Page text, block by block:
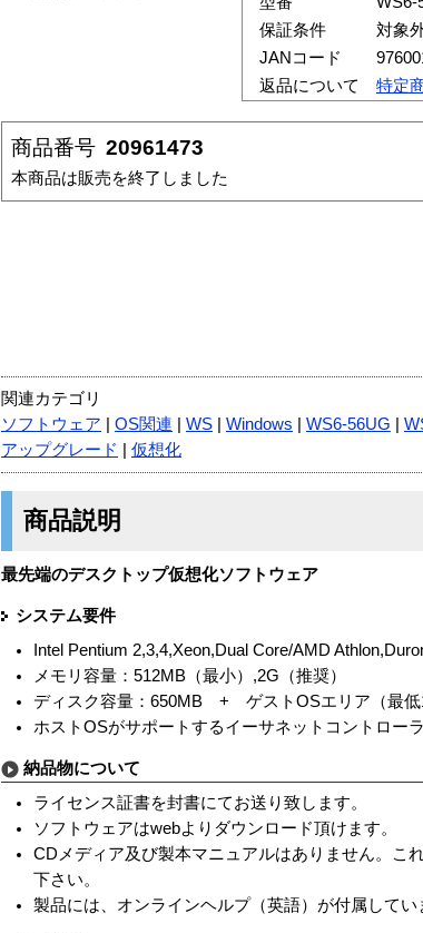
保証条件
対象
JANコード
返品について
特定
商品番号 20961473
本商品は販売を終了しました
関連カテゴリ
ソフトウェア
OS関連 WS Windows WS6-56UG
アップグレード
仮想化
商品説明
最先端のデスクトップ仮想化ソフトウェア
システム要件
Intel Pentium 2,3,4,Xeon,Dual Core/AMD
メモリ容量：512MB（最小）,2G（推奨）
ディスク容量：650MB + ゲストOSエリア（最低
ホストOSがサポートするイーサネットコントローラ
納品物について
ライセンス証書を封書にてお送り致します。
ソフトウェアはwebよりダウンロード頂けます。
CDメディア及び製本マニュアルはありません。こ
下さい。
製品には、オンラインヘルプ（英語）が付属してい